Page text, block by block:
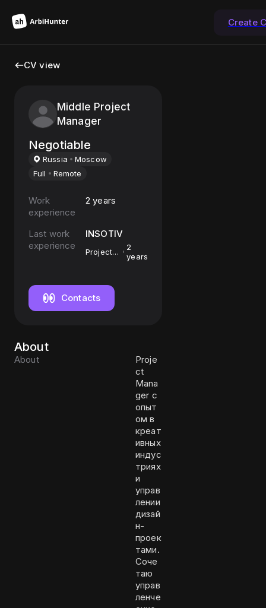
Create
CV view
Middle Project
Manager
Negotiable
Russia
Moscow
Full
Remote
Work
experience
2 years
Last work
experience
INSOTIV
Project
2
years
Contacts
About
About
Proje
ct
Mana
ger с
опыт
ом в
креат
ивных
индус
триях
и
управ
лении
дизай
н-
проек
тами.
Соче
таю
управ
ленче